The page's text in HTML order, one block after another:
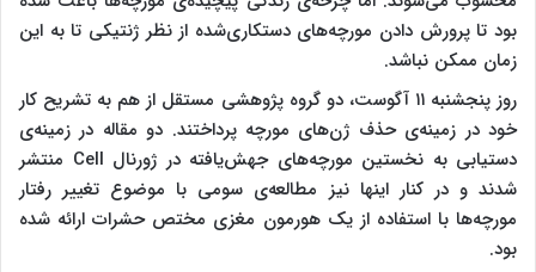
بود تا پرورش دادن مورچه‌های دستکاری‌‌شده از نظر ژنتیکی تا به این
زمان ممکن نباشد.
روز پنجشنبه ۱۱ آگوست، دو گروه پژوهشی مستقل از هم به تشریح کار
خود در زمینه‌ی حذف ژن‌های مورچه‌ پرداختند. دو مقاله در زمینه‌ی
دستیابی به نخستین مورچه‌های جهش‌یافته در ژورنال Cell منتشر
شدند و در کنار اینها نیز مطالعه‌ی سومی با موضوع تغییر رفتار
مورچه‌ها با استفاده از یک هورمون مغزی مختص حشرات ارائه شده
بود.